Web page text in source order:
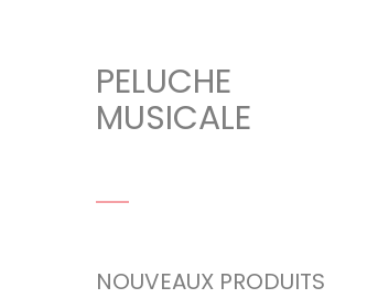
PELUCHE
MUSICALE
NOUVEAUX PRODUITS